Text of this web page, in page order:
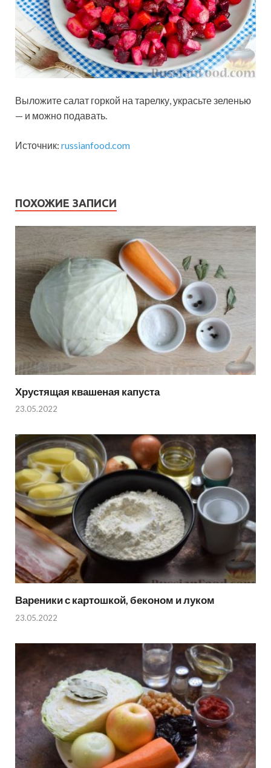
Выложите салат горкой на тарелку, украсьте зеленью
— и можно подавать.
Источник: russianfood.com
ПОХОЖИЕ ЗАПИСИ
Хрустящая квашеная капуста
23.05.2022
Вареники с картошкой, беконом и луком
23.05.2022